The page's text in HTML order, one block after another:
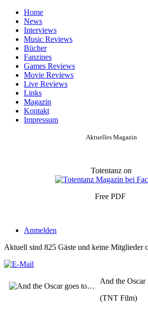
Home
News
Interviews
Music Reviews
Bücher
Fanzines
Games Reviews
Movie Reviews
Live Reviews
Links
Magazin
Kontakt
Impressum
Aktuelles Magazin
Totentanz on
Free PDF
Anmelden
Aktuell sind 825 Gäste und keine Mitglieder
And the
(TNT Film)